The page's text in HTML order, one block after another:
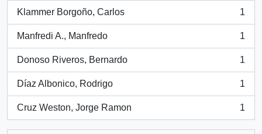
Klammer Borgoño, Carlos
, 1 resultados
1
Manfredi A., Manfredo
, 1 resultados
1
Donoso Riveros, Bernardo
, 1 resultados
1
Díaz Albonico, Rodrigo
, 1 resultados
1
Cruz Weston, Jorge Ramon
, 1 resultados
1